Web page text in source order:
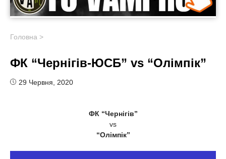
Головна >
ФК “Чернігів-ЮСБ” vs “Олімпік”
29 Червня, 2020
ФК “Чернігів”
vs
“Олімпік”